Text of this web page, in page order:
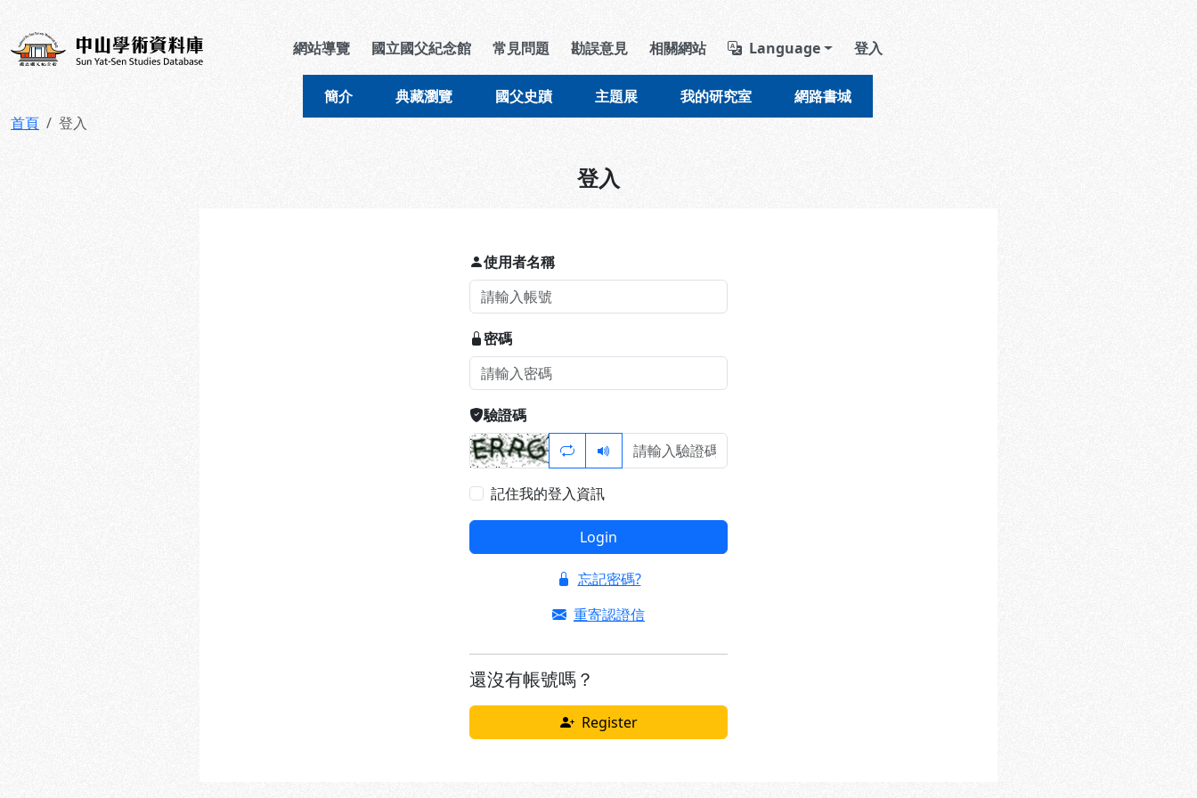
中山學術資料庫 導覽列區塊
網站導覽 國立國父紀念館 常見問題 勘誤意見 相關網站 Language 登入
簡介 典藏瀏覽 國父史蹟 主題展 我的研究室 網路書城
首頁 登入
登入
使用者名稱
密碼
驗證碼
記住我的登入資訊
Login
忘記密碼?
重寄認證信
還沒有帳號嗎？
Register